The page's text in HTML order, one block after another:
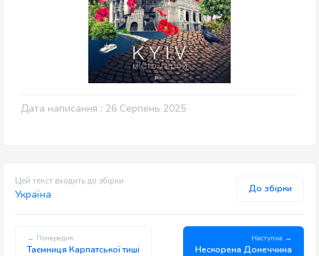
Дата написання : 26 Серпень 2025
Цей текст входить до збірки
Україна До збірки
← Попередня
Таємниця Карпатської тиші
Наступна →
Нескорена Донеччина